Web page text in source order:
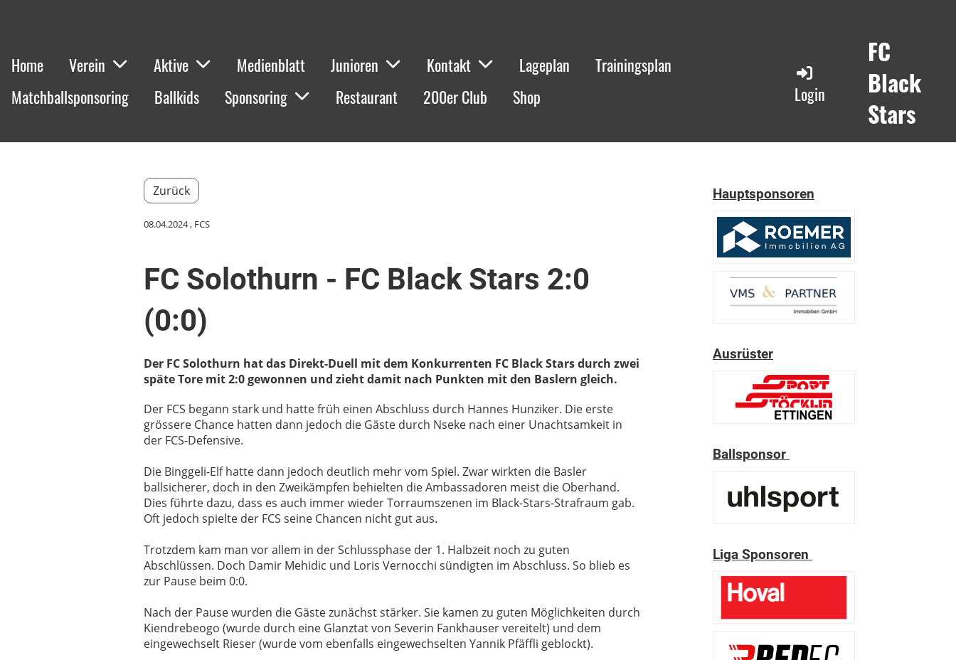
Home Verein Aktive Medienblatt Junioren Kontakt Lageplan
Trainingsplan
Matchballsponsoring
Ballkids Sponsoring Restaurant 200er Club Shop Login
FC
Black
Stars
Zurück
08.04.2024, FCS
FC Solothurn - FC Black Stars 2:0
(0:0)
Der FC Solothurn hat das Direkt-Duell mit dem Konkurrenten FC Black Stars durch zwei
späte Tore mit 2:0 gewonnen und zieht damit nach Punkten mit den Baslern gleich.
Der FCS begann stark und hatte früh einen Abschluss durch Hannes Hunziker. Die erste
grössere Chance hatten dann jedoch die Gäste durch Nseke nach einer Unachtsamkeit in
der FCS-Defensive.
Die Binggeli-Elf hatte dann jedoch deutlich mehr vom Spiel. Zwar wirkten die Basler
ballsicherer, doch in den Zweikämpfen behielten die Ambassadoren meist die Oberhand.
Dies führte dazu, dass es auch immer wieder Torraumszenen im Black-Stars-Strafraum gab.
Oft jedoch spielte der FCS seine Chancen nicht gut aus.
Trotzdem kam man vor allem in der Schlussphase der 1. Halbzeit noch zu guten
Abschlüssen. Doch Damir Mehidic und Loris Vernocchi sündigten im Abschluss. So blieb es
zur Pause beim 0:0.
Nach der Pause wurden die Gäste zunächst stärker. Sie kamen zu guten Möglichkeiten durch
Kiendrebeogo (wurde durch eine Glanztat von Severin Fankhauser vereitelt) und dem
eingewechselt Rieser (wurde vom ebenfalls eingewechselten Yannik Pfäffli geblockt).
Hauptsponsoren
Ausrüster
Ballsponsor
Liga Sponsoren